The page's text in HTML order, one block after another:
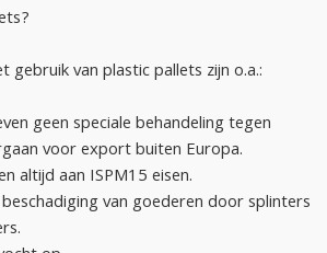
gebruik van plastic pallets zijn o.a.:
geen speciale behandeling tegen
voor export buiten Europa.
altijd aan ISPM15 eisen.
van goederen door splinters